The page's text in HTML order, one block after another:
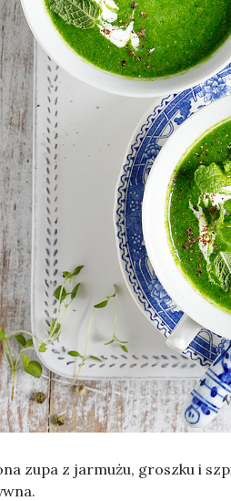
Sylwia
zupa z jarmużu, groszku i